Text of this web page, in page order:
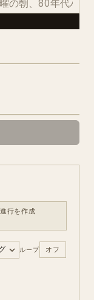
ループ オフ